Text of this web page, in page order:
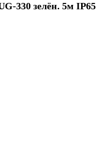
330 зелён. 5м IP65